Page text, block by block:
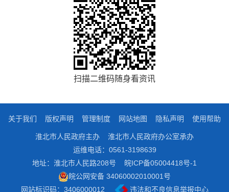
扫描二维码随身看资讯
关于我们 版权声明 管理制度 网站地图 隐私声明 使用帮助
淮北市人民政府主办
淮北市人民政府办公室承办
运维电话：0561-3198639
地址：淮北市人民路208号
皖ICP备05004418号-1
皖公网安备 34060002010001号
网站标识码：3406000012
违法和不良信息举报中心